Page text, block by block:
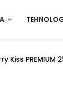
Kiss PREMIUM